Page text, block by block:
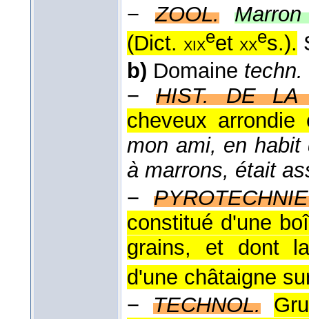
−ZOOL.
(Dict. xixeet xxes.).
b) Domaine techn.
−HIST. DE LA
cheveux
mon ami, en habit
à marrons, était
−
constitué d'une
grains, et dont
d'une châtaigne
− TECHNOL.